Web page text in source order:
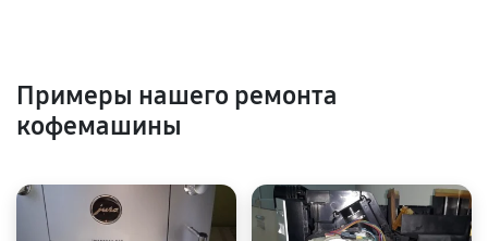
Примеры нашего ремонта
кофемашины